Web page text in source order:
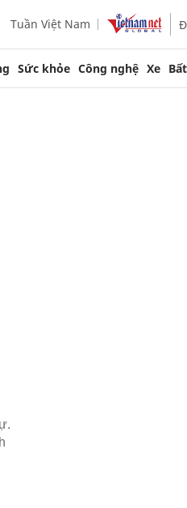
Tuần Việt Nam
Sức khỏe Công nghệ Xe